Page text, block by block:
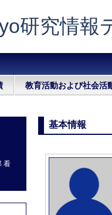
研究情報
教育活動および社会活
看
基本情報